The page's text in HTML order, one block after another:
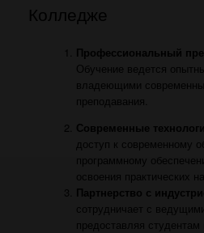
Колледже
Профессиональный
Обучение ведется
владеющими
преподавания.
Современные
доступ к современному
программному
освоения практических
Партнерство с
сотрудничает с
предоставляя